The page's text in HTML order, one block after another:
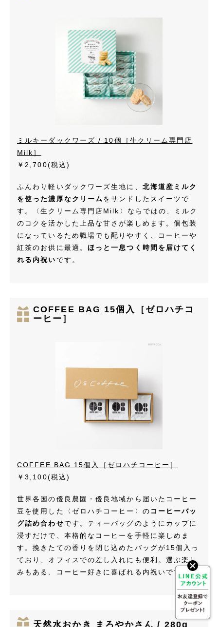
ミルキーダックワーズ / 10個［生クリーム専門店
Milk］
￥2,700(税込)
ふんわり軽いダックワーズ生地に、 北海道産ミルク
を使った濃厚なクリームをサンドしたスイーツで
す。〈生クリーム専門店Milk〉ならではの、ミルク
のコクを活かした上品な甘さが楽しめます。個包装
になっているため職場でも配りやすく、コーヒーや
紅茶のお供に最適。 ほっと一息つく時間を届けてく
れる内祝い です。
COFFEE BAG 15個入［ゼロハチコ
ーヒー］
COFFEE BAG 15個入［ゼロハチコーヒー］
￥3,100(税込)
世界各国の優良農園・優良地域から届いたコーヒー
豆を使用した〈ゼロハチコーヒー〉の コーヒーバッ
グ詰め合わせです。ティーバッグのようにカップに
浸すだけで、本格的なコーヒーを手軽に楽しめま
す。挽きたての香りを閉じ込めたバッグが15個入っ
ており、オフィスでの差し入れにも便利。選ぶ楽し
みもある、コーヒー好きに喜ばれる内祝いです。
天然水おかき まろやかさん / 280g